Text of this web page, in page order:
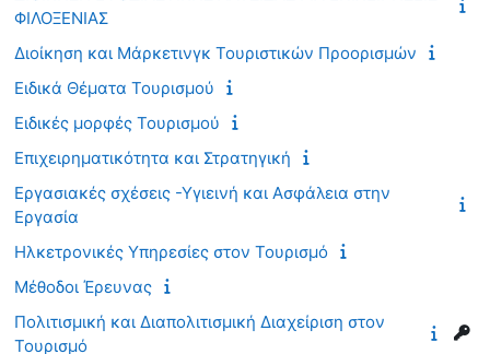
ΦΙΛΟΞΕΝΙΑΣ
Διοίκηση και Μάρκετινγκ Τουριστικών Προορισμών
Ειδικά Θέματα Τουρισμού
Ειδικές μορφές Τουρισμού
Επιχειρηματικότητα και Στρατηγική
Εργασιακές σχέσεις -Υγιεινή και Ασφάλεια στην
Εργασία
Ηλκετρονικές Υπηρεσίες στον Τουρισμό
Μέθοδοι Έρευνας
Πολιτισμική και Διαπολιτισμική Διαχείριση στον
Τουρισμό